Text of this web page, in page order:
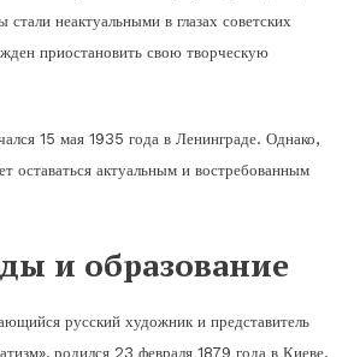
неактуальными в глазах советских
приостановить свою творческую
15 мая 1935 года в Ленинграде. Однако,
оставаться актуальным и востребованным
и образование
русский художник и представитель
родился 23 февраля 1879 года в Киеве.